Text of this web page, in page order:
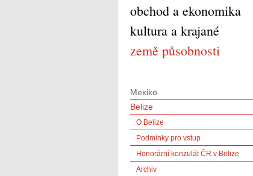
obchod a ekonomika
kultura a krajané
země působnosti
Mexiko
Belize
O Belize
Podmínky pro vstup
Honorární konzulát ČR v Belize
Archiv